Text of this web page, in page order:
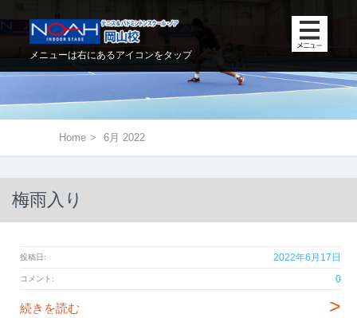
メニューは右にあるアイコンをタップ
Home > 6月 2022
梅雨入り
投稿日: 2022年6月17日
コメント: 0
続きを読む >